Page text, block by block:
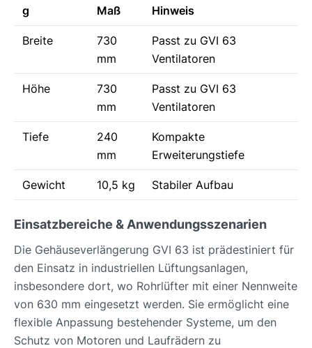
g
Maß Hinweis
Breite
730
mm
Passt zu GVI 63
Ventilatoren
Höhe
730
mm
Passt zu GVI 63
Ventilatoren
Tiefe
240
mm
Kompakte
Erweiterungstiefe
Gewicht 10,5 kg Stabiler Aufbau
Einsatzbereiche & Anwendungsszenarien
Die Gehäuseverlängerung GVI 63 ist prädestiniert für
den Einsatz in industriellen Lüftungsanlagen,
insbesondere dort, wo Rohrlüfter mit einer Nennweite
von 630 mm eingesetzt werden. Sie ermöglicht eine
flexible Anpassung bestehender Systeme, um den
Schutz von Motoren und Laufrädern zu